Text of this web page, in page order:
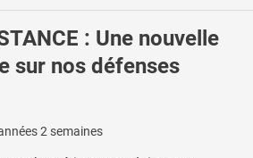
: Une nouvelle
sur nos défenses
2 semaines